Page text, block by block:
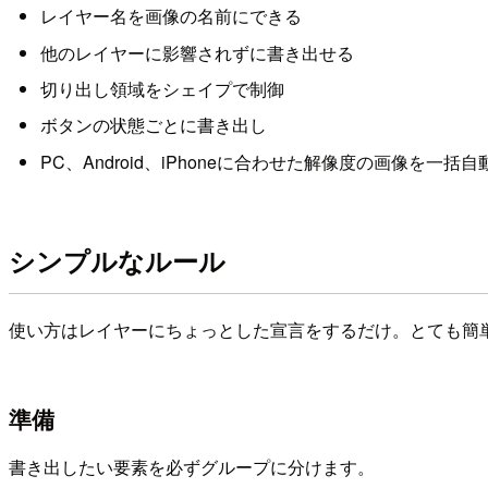
レイヤー名を画像の名前にできる
他のレイヤーに影響されずに書き出せる
切り出し領域をシェイプで制御
ボタンの状態ごとに書き出し
PC、Android、iPhoneに合わせた解像度の画像を一括自
シンプルなルール
使い方はレイヤーにちょっとした宣言をするだけ。とても簡
準備
書き出したい要素を必ずグループに分けます。